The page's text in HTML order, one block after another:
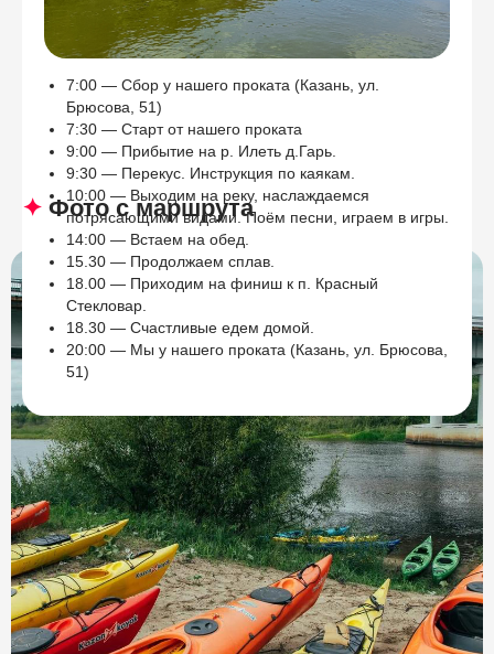
7:00 — Сбор у нашего проката (Казань, ул.
Брюсова, 51)
7:30 — Старт от нашего проката
9:00 — Прибытие на р. Илеть д.Гарь.
9:30 — Перекус. Инструкция по каякам.
10:00 — Выходим на реку, наслаждаемся
потрясающими видами. Поём песни, играем в игры.
14:00 — Встаем на обед.
15.30 — Продолжаем сплав.
18.00 — Приходим на финиш к п. Красный
Стекловар.
18.30 — Счастливые едем домой.
20:00 — Мы у нашего проката (Казань, ул. Брюсова,
51)
✦ Фото с маршрута